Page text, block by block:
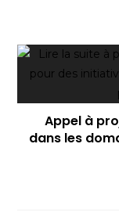
Appel à
dans les